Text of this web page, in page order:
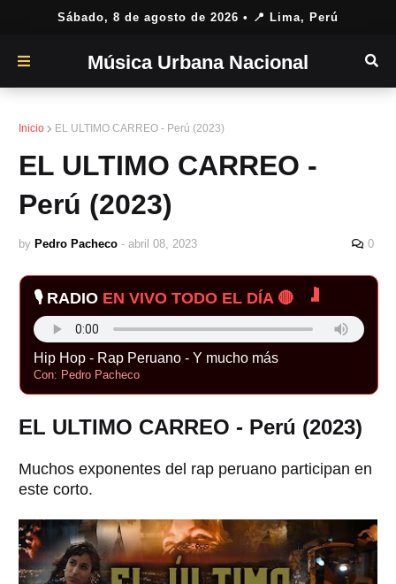
Sábado, 8 de agosto de 2026 • 📍 Lima, Perú
Música Urbana Nacional
Inicio EL ULTIMO CARREO - Perú (2023)
EL ULTIMO CARREO -
Perú (2023)
by Pedro Pacheco - abril 08, 2023 0
🎙️ RADIO EN VIVO TODO EL DÍA 🔴
Hip Hop - Rap Peruano - Y mucho más
Con: Pedro Pacheco
EL ULTIMO CARREO - Perú (2023)
Muchos exponentes del rap peruano participan en
este corto.